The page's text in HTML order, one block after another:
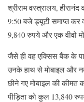
श्रीराम वस्त्रालय,
9:50 बजे ड्यूटी समाप्त
9,840 रुपये और एक वीवो
जैसे ही वह एक्सिस बैंक के
उनके हाथ से मोबाइल और
छीने गए मोबाइल की कीमत
पीड़िता को कुल 13,840